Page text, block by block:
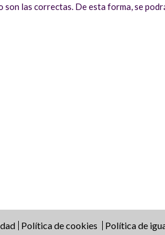
las correctas. De esta forma, se
Política de cookies Política de